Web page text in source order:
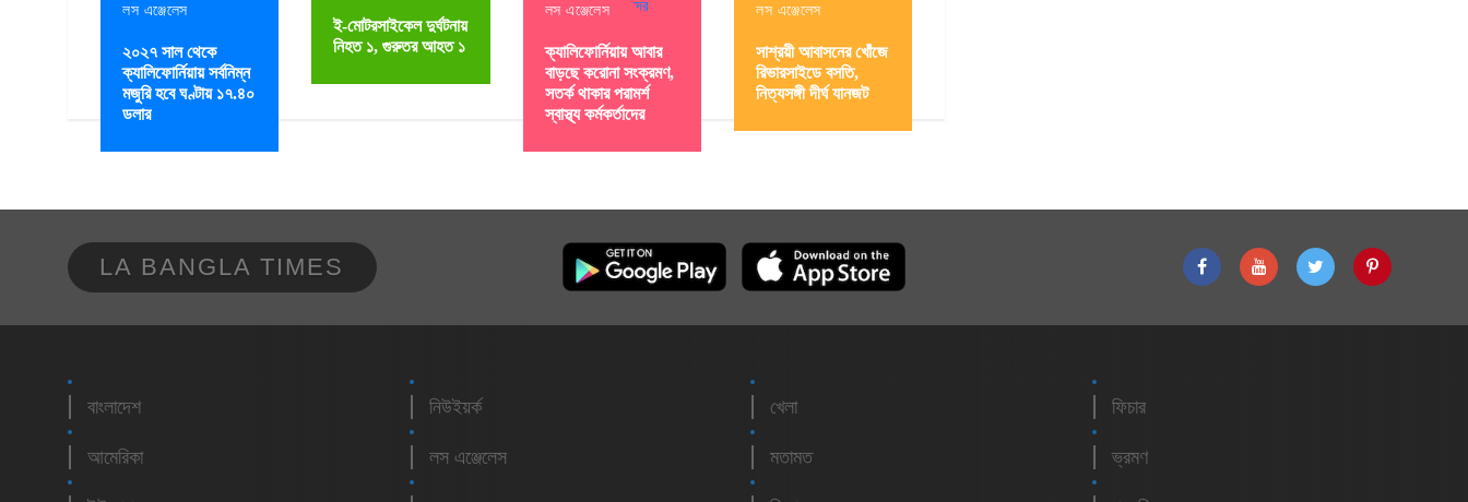
লস এঞ্জেলেস
২০২৭ সাল থেকে
ক্যালিফোর্নিয়ায় সর্বনিম্ন
মজুরি হবে ঘণ্টায় ১৭.৪০
ডলার
ই-মোটরসাইকেল দুর্ঘটনায়
নিহত ১, গুরুতর আহত ১
লস এঞ্জেলেস
ক্যালিফোর্নিয়ায় আবার
বাড়ছে করোনা সংক্রমণ,
সতর্ক থাকার পরামর্শ
স্বাস্থ্য কর্মকর্তাদের
লস এঞ্জেলেস
সাশ্রয়ী আবাসনের খোঁজে
রিভারসাইডে বসতি,
নিত্যসঙ্গী দীর্ঘ যানজট
LA BANGLA TIMES
বাংলাদেশ
আমেরিকা
নিউইয়র্ক
লস এঞ্জেলেস
খেলা
মতামত
ফিচার
ভ্রমণ